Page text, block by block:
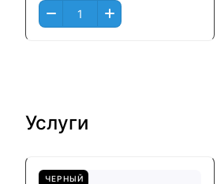
Услуги
ЧЕРНЫЙ